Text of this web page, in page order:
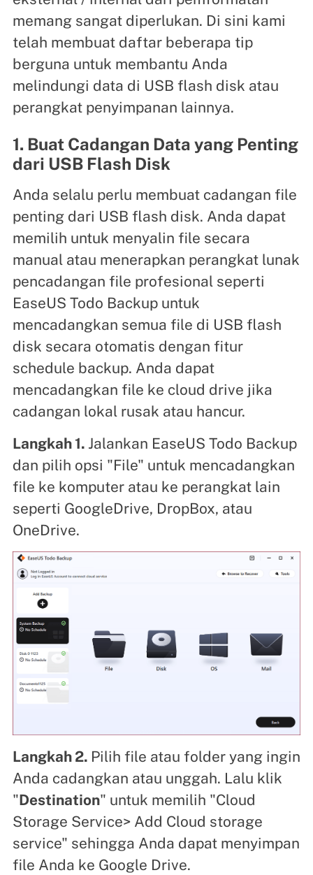
memang sangat diperlukan. Di sini kami
telah membuat daftar beberapa tip
berguna untuk membantu Anda
melindungi data di USB flash disk atau
perangkat penyimpanan lainnya.
1. Buat Cadangan Data yang Penting
dari USB Flash Disk
Anda selalu perlu membuat cadangan file
penting dari USB flash disk. Anda dapat
memilih untuk menyalin file secara
manual atau menerapkan perangkat lunak
pencadangan file profesional seperti
EaseUS Todo Backup untuk
mencadangkan semua file di USB flash
disk secara otomatis dengan fitur
schedule backup. Anda dapat
mencadangkan file ke cloud drive jika
cadangan lokal rusak atau hancur.
Langkah 1. Jalankan EaseUS Todo Backup
dan pilih opsi "File" untuk mencadangkan
file ke komputer atau ke perangkat lain
seperti GoogleDrive, DropBox, atau
OneDrive.
Langkah 2. Pilih file atau folder yang ingin
Anda cadangkan atau unggah. Lalu klik
"Destination" untuk memilih "Cloud
Storage Service> Add Cloud storage
service" sehingga Anda dapat menyimpan
file Anda ke Google Drive.